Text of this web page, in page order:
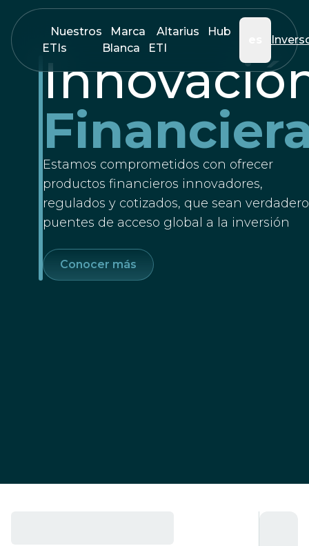
Nuestros
ETIs
Marca
Blanca
Altarius
ETI
Hub
Estamos comprometidos con ofrecer
productos financieros innovadores,
regulados y cotizados, que sean
puentes de acceso global a la inversión
Conocer más